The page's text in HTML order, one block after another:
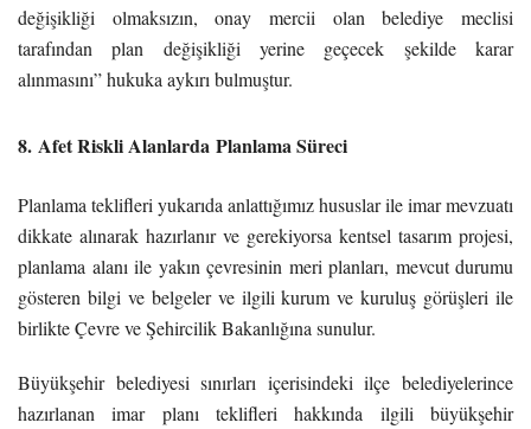
değişikliği olmaksızın, onay mercii olan belediye meclisi
tarafından plan değişikliği yerine geçecek şekilde karar
alınmasını” hukuka aykırı bulmuştur.
8. Afet Riskli Alanlarda Planlama Süreci
Planlama teklifleri yukarıda anlattığımız hususlar ile imar mevzuatı
dikkate alınarak hazırlanır ve gerekiyorsa kentsel tasarım projesi,
planlama alanı ile yakın çevresinin meri planları, mevcut durumu
gösteren bilgi ve belgeler ve ilgili kurum ve kuruluş görüşleri ile
birlikte Çevre ve Şehircilik Bakanlığına sunulur.
Büyükşehir belediyesi sınırları içerisindeki ilçe belediyelerince
hazırlanan imar planı teklifleri hakkında ilgili büyükşehir